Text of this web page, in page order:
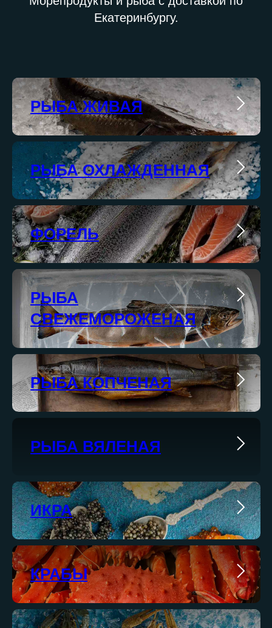
Екатеринбургу.
РЫБА ЖИВАЯ
РЫБА ОХЛАЖДЕННАЯ
ФОРЕЛЬ
РЫБА
СВЕЖЕМОРОЖЕНАЯ
РЫБА КОПЧЕНАЯ
РЫБА ВЯЛЕНАЯ
ИКРА
КРАБЫ